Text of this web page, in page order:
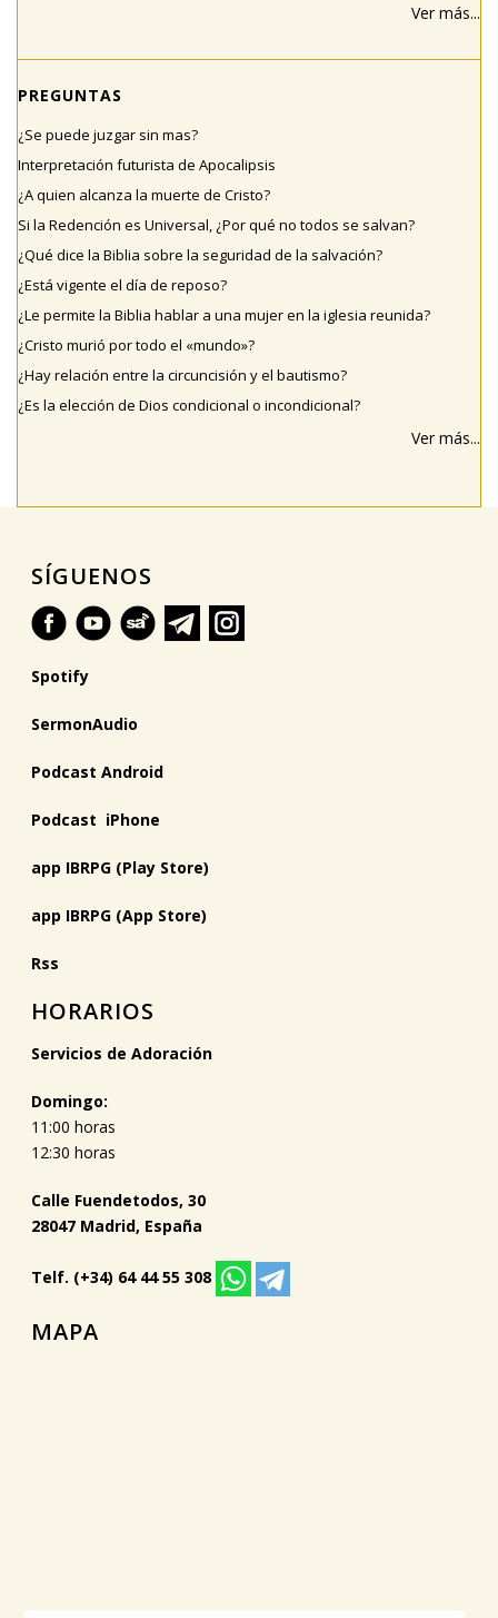
Ver más...
PREGUNTAS
¿Se puede juzgar sin mas?
Interpretación futurista de Apocalipsis
¿A quien alcanza la muerte de Cristo?
Si la Redención es Universal, ¿Por qué no todos se salvan?
¿Qué dice la Biblia sobre la seguridad de la salvación?
¿Está vigente el día de reposo?
¿Le permite la Biblia hablar a una mujer en la iglesia reunida?
¿Cristo murió por todo el «mundo»?
¿Hay relación entre la circuncisión y el bautismo?
¿Es la elección de Dios condicional o incondicional?
Ver más...
SÍGUENOS
Spotify
SermonAudio
Podcast Android
Podcast iPhone
app IBRPG (Play Store)
app IBRPG (App Store)
Rss
HORARIOS
Servicios de Adoración
Domingo:
11:00 horas
12:30 horas
Calle Fuendetodos, 30
28047 Madrid, España
Telf. (+34) 64 44 55 308
MAPA